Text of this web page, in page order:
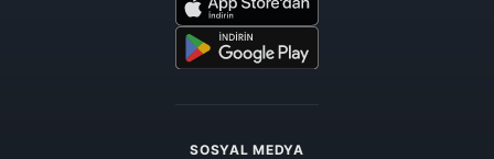
SOSYAL MEDYA